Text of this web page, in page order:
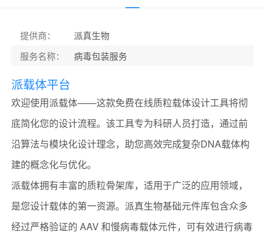
提供商：
派真生物
服务名称： 病毒包装服务
派载体平台
欢迎使用​​派载体​​——这款免费在线质粒载体设计工具将彻
底简化您的设计流程。该工具专为科研人员打造，通过前
沿算法与模块化设计理念，助您高效完成复杂DNA载体构
建的概念化与优化。
派载体拥有丰富的质粒骨架库，适用于广泛的应用领域，
是您设计载体的第一资源。派真生物基础元件库包含众多
经过严格验证的 AAV 和慢病毒载体元件，可有效进行病毒